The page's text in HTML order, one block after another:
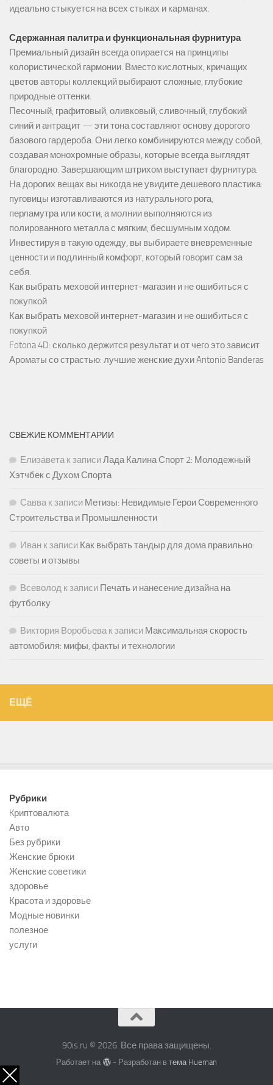
идеально стыкуется на всех стыках и карманах.
Сдержанная палитра и функциональная фурнитура
Премиальный дизайн всегда опирается на принципы
колористической гармонии. Вместо кислотных, кричащих
цветов авторы коллекций выбирают сложные, глубокие
природные оттенки.
Песочный, графитовый, оливковый, сливочный, глубокий
синий и антрацит — эти тона составляют основу дорогого
базового гардероба. Они легко комбинируются между собой,
создавая монохромные образы, которые всегда выглядят
благородно. Завершающим штрихом выступает фурнитура.
На дорогих вещах вы никогда не увидите дешевого пластика:
пуговицы изготавливаются из натурального рога,
перламутра или кости, а молнии выполняются из
полированного металла с мягким, бесшумным ходом.
Инвестируя в такую одежду, вы выбираете вневременные
ценности и подлинный комфорт, который говорит сам за
себя.
Как выбрать меховой интернет-магазин и не ошибиться с
покупкой
Как выбрать меховой интернет-магазин и не ошибиться с
покупкой
Fotona 4D: сколько держится результат и от чего это зависит
Ароматы со страстью: лучшие женские духи Antonio Banderas
СВЕЖИЕ КОММЕНТАРИИ
Елизаветак записиЛада Калина Спорт 2: Молодежный
Хэтчбек с Духом Спорта
Саввак записи Метизы: Невидимые Герои Современного
Строительства и Промышленности
Иван к записи Как выбрать тандыр для дома правильно:
советы и отзывы
Всеволод к записи Печать и нанесение дизайна на
футболку
Виктория Воробьевак записи Максимальная скорость
автомобиля: мифы, факты и технологии
ЕЩЁ
Рубрики
Kриптовалюта
Авто
Без рубрики
Женские брюки
Женские советики
здоровье
Красота и здоровье
Модные новинки
полезное
услуги
90is.ru © 2026. Все права защищены.
Работает на - Разработан в тема Hueman